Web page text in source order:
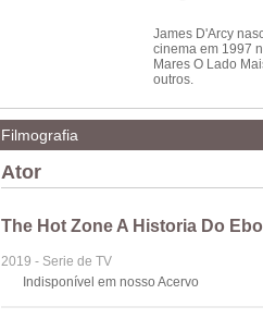
James D'Arcy
cinema em 1997
Mares O Lado
outros.
Filmografia
Ator
The Hot Zone A Historia Do
2019 - Serie de TV
Indisponível em nosso Acervo